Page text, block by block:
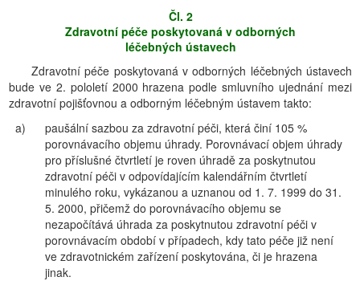
Čl. 2
Zdravotní péče poskytovaná v odborných
léčebných ústavech
Zdravotní péče poskytovaná v odborných léčebných ústavech
bude ve 2. pololetí 2000 hrazena podle smluvního ujednání mezi
zdravotní pojišťovnou a odborným léčebným ústavem takto:
a)
paušální sazbou za zdravotní péči, která činí 105 %
porovnávacího objemu úhrady. Porovnávací objem úhrady
pro příslušné čtvrtletí je roven úhradě za poskytnutou
zdravotní péči v odpovídajícím kalendářním čtvrtletí
minulého roku, vykázanou a uznanou od 1. 7. 1999 do 31.
5. 2000, přičemž do porovnávacího objemu se
nezapočítává úhrada za poskytnutou zdravotní péči v
porovnávacím období v případech, kdy tato péče již není
ve zdravotnickém zařízení poskytována, či je hrazena
jinak.